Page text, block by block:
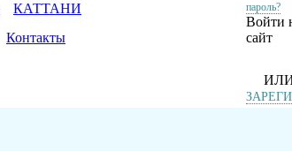
пароль?
Войти
сайт
КАТТАНИ
Контакты